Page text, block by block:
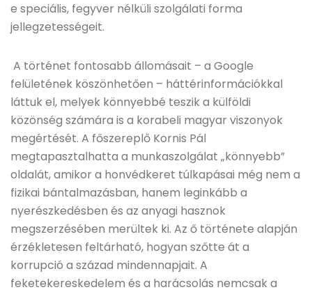
e speciális, fegyver nélküli szolgálati forma
jellegzetességeit.
A történet fontosabb állomásait – a Google
felületének köszönhetően – háttérinformációkkal
láttuk el, melyek könnyebbé teszik a külföldi
közönség számára is a korabeli magyar viszonyok
megértését. A főszereplő Kornis Pál
megtapasztalhatta a munkaszolgálat „könnyebb”
oldalát, amikor a honvédkeret túlkapásai még nem a
fizikai bántalmazásban, hanem leginkább a
nyerészkedésben és az anyagi hasznok
megszerzésében merültek ki. Az ő története alapján
érzékletesen feltárható, hogyan szőtte át a
korrupció a század mindennapjait. A
feketekereskedelem és a harácsolás nemcsak a